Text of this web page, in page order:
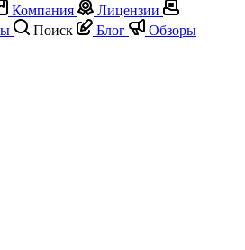
Компания
Лицензии
Поиск Блог
Обзоры